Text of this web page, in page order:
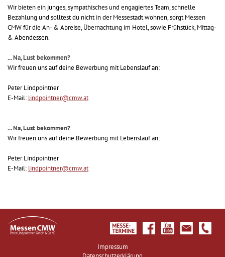
Wir bieten ein junges, sympathisches und engagiertes Team, schnelle
Bezahlung und solltest du nicht in der Messestadt wohnen, sorgt Messen
CMW für die An- & Abreise, Übernachtung im Hotel, sowie Frühstück, Mittag-
& Abendessen.
... Na, Lust bekommen?
Wir freuen uns auf deine Bewerbung mit Lebenslauf an:
Peter Lindpointner
E-Mail: lindpointner@cmw.at
... Na, Lust bekommen?
Wir freuen uns auf deine Bewerbung mit Lebenslauf an:
Peter Lindpointner
E-Mail: lindpointner@cmw.at
Impressum